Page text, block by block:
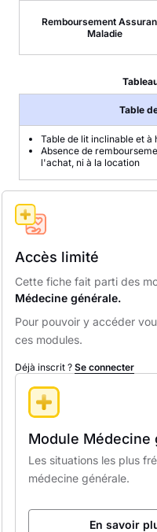
Remboursement
Maladie
Table
Table de lit inclinable et à
Absence de
l'achat, ni à la location
Accès limité
Cette fiche fait parti des
Médecine générale.
Pour pouvoir y accéder
ces modules.
Déjà inscrit ? Se connecter
Module Médecine
Les situations les plus
médecine générale.
En savoir